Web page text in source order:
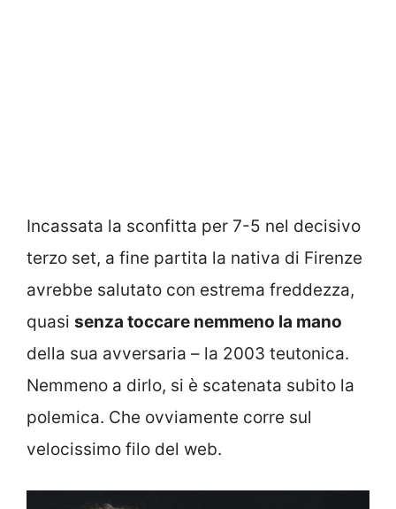
Incassata la sconfitta per 7-5 nel decisivo
terzo set, a fine partita la nativa di Firenze
avrebbe salutato con estrema freddezza,
quasi senza toccare nemmeno la mano
della sua avversaria – la 2003 teutonica.
Nemmeno a dirlo, si è scatenata subito la
polemica. Che ovviamente corre sul
velocissimo filo del web.